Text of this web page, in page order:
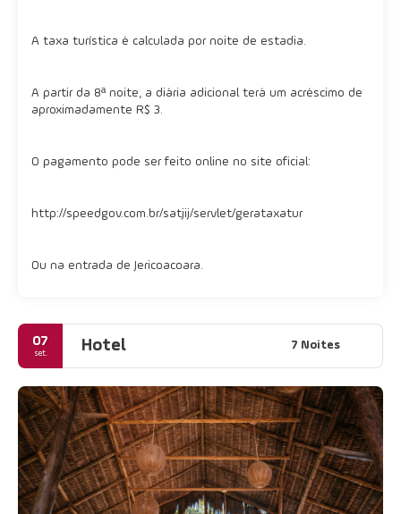
A taxa turística é calculada por noite de estadia.
A partir da 8ª noite, a diária adicional terá um acréscimo de
aproximadamente R$ 3.
O pagamento pode ser feito online no site oficial:
http://speedgov.com.br/satjij/servlet/gerataxatur
Ou na entrada de Jericoacoara.
07
set. Hotel 7 Noites